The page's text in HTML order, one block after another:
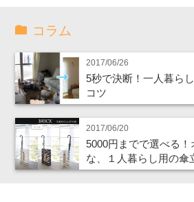
コラム
2017/06/26
5秒で決断！一人暮ら
コツ
2017/06/20
5000円までで選べる！
な、１人暮らし用の傘